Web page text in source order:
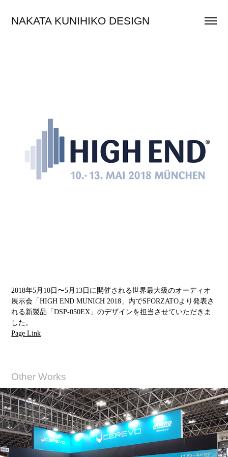
NAKATA KUNIHIKO DESIGN
2018年5月10日〜5月13日に開催される世界最大級のオーディオ
展示会「HIGH END MUNICH 2018」内でSFORZATOより発表さ
れる新製品「DSP-050EX」のデザインを担当させていただきま
した。
Page Link
Other Works